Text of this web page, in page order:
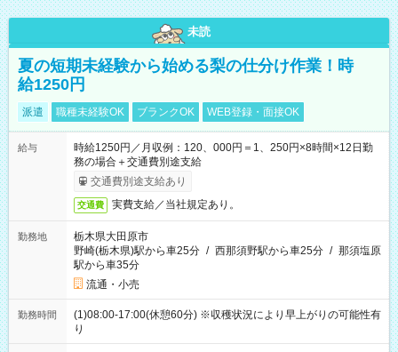
未読
夏の短期未経験から始める梨の仕分け作業！時
給1250円
派遣 職種未経験OK ブランクOK WEB登録・面接OK
給与
時給1250円／月収例：120、000円＝1、250円×8時間×12日勤
務の場合＋交通費別途支給
交通費別途支給あり
交通費 実費支給／当社規定あり。
勤務地
栃木県大田原市
野崎(栃木県)駅から車25分 / 西那須野駅から車25分 / 那須塩原
駅から車35分
流通・小売
勤務時間
(1)08:00-17:00(休憩60分) ※収穫状況により早上がりの可能性有
り